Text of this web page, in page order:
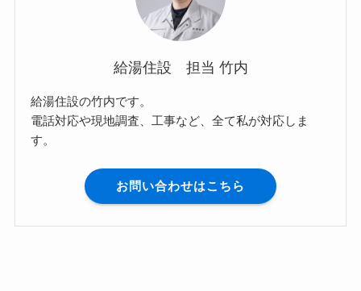
給湯住設 担当 竹内
給湯住設の竹内です。
電話対応や現地調査、工事など、全て私が対応しま
す。
お問い合わせはこちら